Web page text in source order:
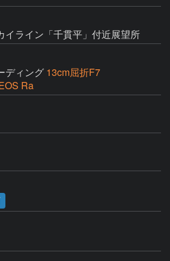
ライン「千貫平」付近展望所
ディング 13cm屈折F7
Ra